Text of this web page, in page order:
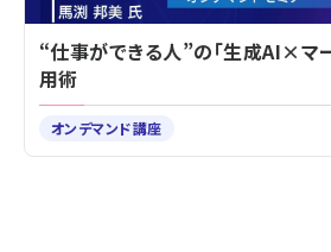
“仕事ができる人”の「生成AI×マ
用術
オンデマンド講座